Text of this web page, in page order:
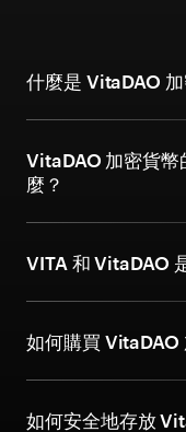
什麼是 VitaDAO 加
VitaDAO 加密貨幣
麼？
VITA 和 VitaDAO
如何購買 VitaDAO
如何安全地存放